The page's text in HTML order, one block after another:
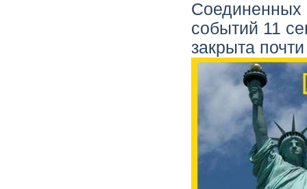
Соединенных
событий 11
закрыта